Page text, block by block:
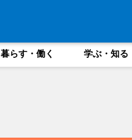
暮らす・働く 学ぶ・知る